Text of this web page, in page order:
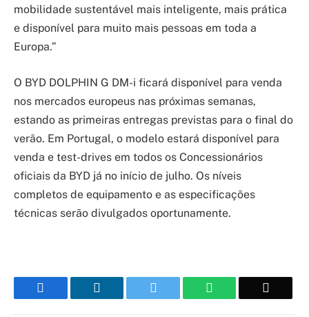
mobilidade sustentável mais inteligente, mais prática
e disponível para muito mais pessoas em toda a
Europa.”
O BYD DOLPHIN G DM-i ficará disponível para venda
nos mercados europeus nas próximas semanas,
estando as primeiras entregas previstas para o final do
verão. Em Portugal, o modelo estará disponível para
venda e test-drives em todos os Concessionários
oficiais da BYD já no início de julho. Os níveis
completos de equipamento e as especificações
técnicas serão divulgados oportunamente.
WhatsApp